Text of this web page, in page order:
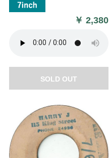
￥2,380
SOLD OUT